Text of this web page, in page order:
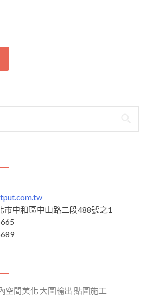
市中和區中山路二段488號之1
空間美化 大圖輸出 貼圖施工